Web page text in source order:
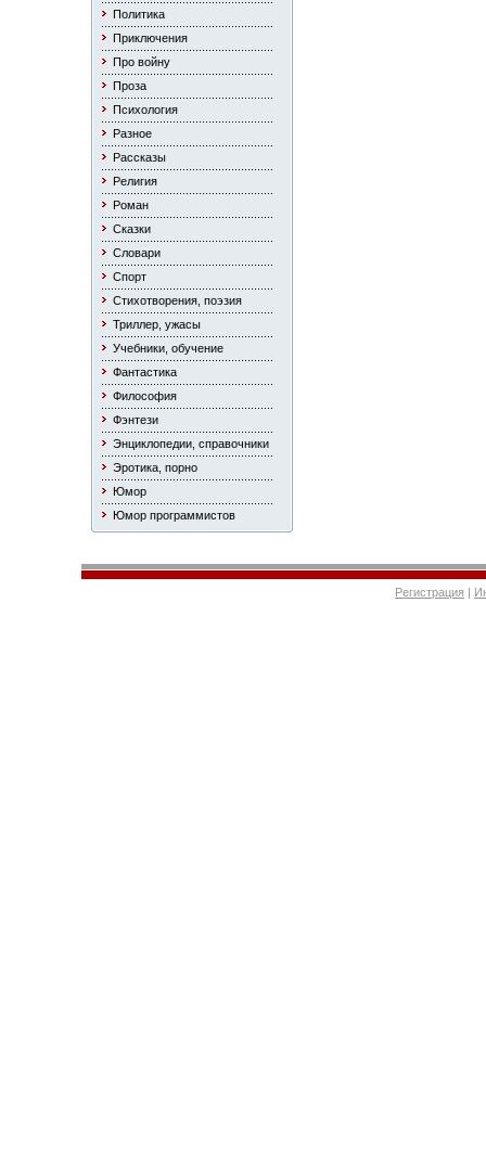
Политика
Приключения
Про войну
Проза
Психология
Разное
Рассказы
Религия
Роман
Сказки
Словари
Спорт
Стихотворения, поэзия
Триллер, ужасы
Учебники, обучение
Фантастика
Философия
Фэнтези
Энциклопедии, справочники
Эротика, порно
Юмор
Юмор программистов
Регистрация |